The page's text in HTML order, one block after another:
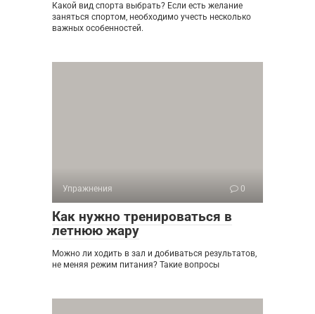
Какой вид спорта выбрать? Если есть желание
заняться спортом, необходимо учесть несколько
важных особенностей.
Упражнения 0
Как нужно тренироваться в
летнюю жару
Можно ли ходить в зал и добиваться результатов,
не меняя режим питания? Такие вопросы